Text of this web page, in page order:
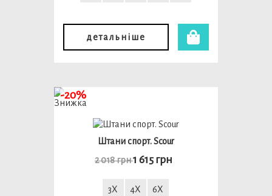
детальніше
Штани спорт. Scour
2 018 грн1 615 грн
3X 4X 6X
-20%